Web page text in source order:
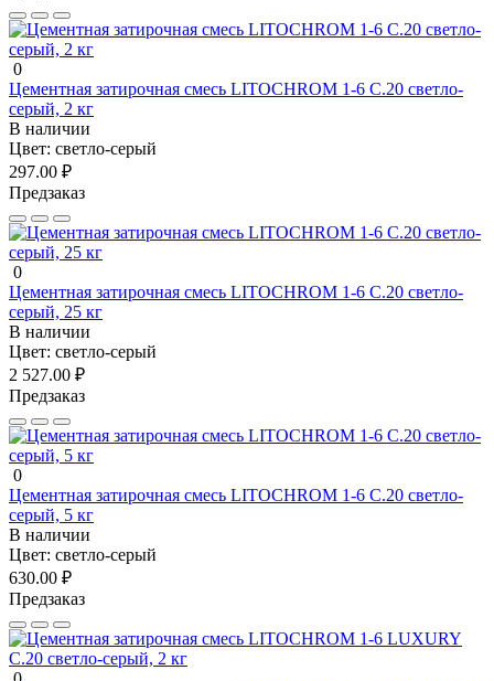
0
Цементная затирочная смесь LITOCHROM 1-6 C.20 светло-
серый, 2 кг
В наличии
Цвет: светло-серый
297.00 ₽
Предзаказ
0
Цементная затирочная смесь LITOCHROM 1-6 C.20 светло-
серый, 25 кг
В наличии
Цвет: светло-серый
2 527.00 ₽
Предзаказ
0
Цементная затирочная смесь LITOCHROM 1-6 C.20 светло-
серый, 5 кг
В наличии
Цвет: светло-серый
630.00 ₽
Предзаказ